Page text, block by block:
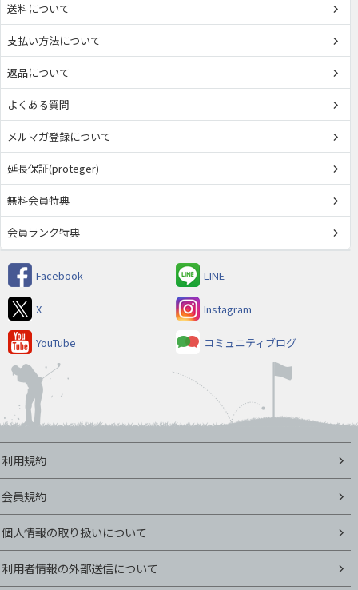
送料について
支払い方法について
返品について
よくある質問
メルマガ登録について
延長保証(proteger)
無料会員特典
会員ランク特典
Facebook LINE
X Instagram
YouTube コミュニティブログ
利用規約
会員規約
個人情報の取り扱いについて
利用者情報の外部送信について